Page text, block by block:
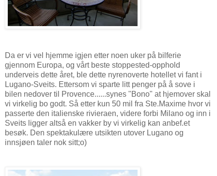
Da er vi vel hjemme igjen etter noen uker på bilferie
gjennom Europa, og vårt beste stoppested-opphold
underveis dette året, ble dette nyrenoverte hotellet vi fant i
Lugano-Sveits. Ettersom vi sparte litt penger på å sove i
bilen nedover til Provence......synes "Bono" at hjemover skal
vi virkelig bo godt. Så etter kun 50 mil fra Ste.Maxime hvor vi
passerte den italienske rivieraen, videre forbi Milano og inn i
Sveits ligger altså en vakker by vi virkelig kan anbef.et
besøk. Den spektakulære utsikten utover Lugano og
innsjøen taler nok sitt;o)